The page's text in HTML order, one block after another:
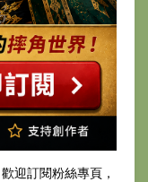
迎訂閱粉絲專頁，